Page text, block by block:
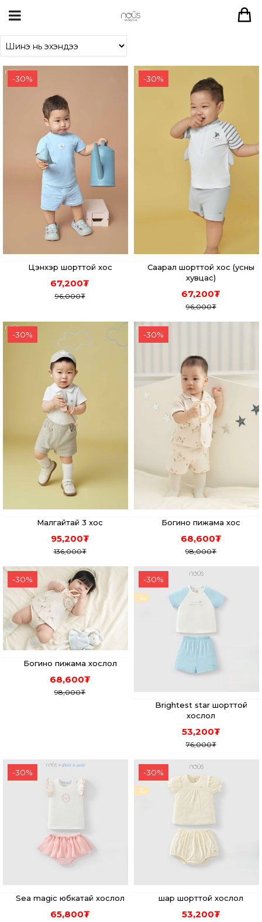
-30%
Цэнхэр шорттой хос
67,200₮
96,000₮
-30%
Саарал шорттой хос (усны
хувцас)
67,200₮
96,000₮
-30%
Малгайтай 3 хос
95,200₮
136,000₮
-30%
Богино пижама хос
68,600₮
98,000₮
-30%
Богино пижама хослол
68,600₮
98,000₮
-30%
Brightest star шорттой
хослол
53,200₮
76,000₮
-30%
Sea magic юбкатай хослол
65,800₮
-30%
шар шорттой хослол
53,200₮